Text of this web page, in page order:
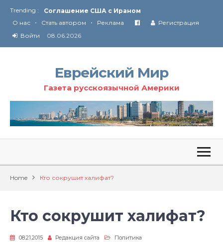
Trending :
Соглашение США с Ираном
Технология Революции в Иране
О нас • Стать автором • Реклама
Регистрация
Войти
08.06.2026
Еврейский Мир
Газета русскоязычной Америки
Home Кто сокрушит халифат?
Кто сокрушит халифат?
08.21.2015 Редакция сайта Политика